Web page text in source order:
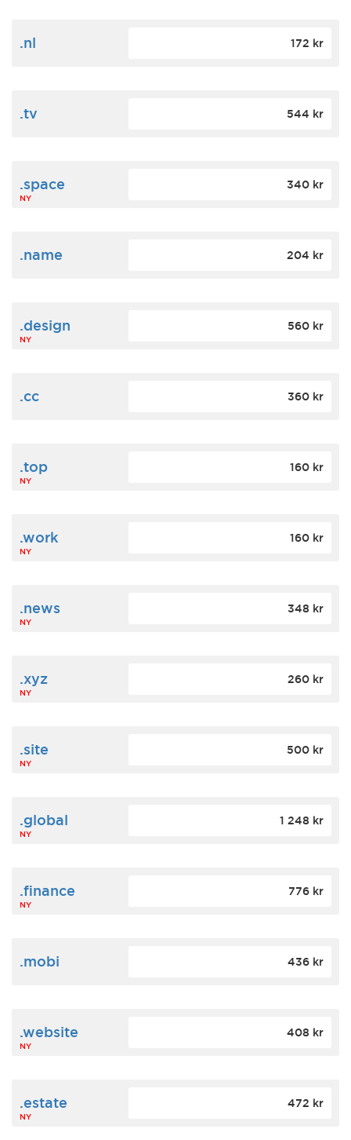
.nl 172 kr
.tv 544 kr
.space
NY
340 kr
.name 204 kr
.design
NY
560 kr
.cc 360 kr
.top
NY
160 kr
.work
NY
160 kr
.news
NY
348 kr
.xyz
NY
260 kr
.site
NY
500 kr
.global
NY
1 248 kr
.finance
NY
776 kr
.mobi 436 kr
.website
NY
408 kr
.estate
NY
472 kr